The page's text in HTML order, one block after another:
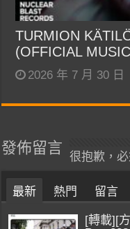
TURMION
(OFFICIAL
2026 年 7 月 30 日
發佈留言
很抱歉，
最新 熱門 留言
[轉載][